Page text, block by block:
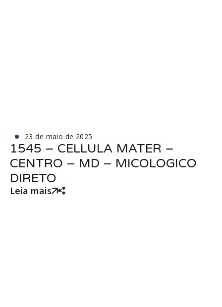
23 de maio de 2025
1545 – CELLULA MATER –
CENTRO – MD – MICOLOGICO
DIRETO
Leia mais